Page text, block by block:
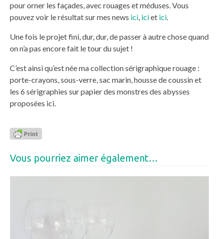
pour orner les façades, avec rouages et méduses. Vous
pouvez voir le résultat sur mes news ici, iciet ici.
Une fois le projet fini, dur, dur, de passer à autre chose quand
on n’a pas encore fait le tour du sujet !
C’est ainsi qu’est née ma collection sérigraphique rouage :
porte-crayons, sous-verre, sac marin, housse de coussin et
les 6 sérigraphies sur papier des monstres des abysses
proposées ici.
Vous pourriez aimer également…